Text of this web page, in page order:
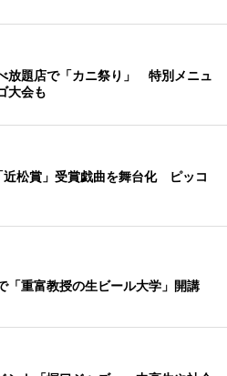
放題店で「カニ祭り」 特別メニュ
大会も
近松賞」受賞戯曲を舞台化 ピッコ
「重富教授の生ビール大学」開講